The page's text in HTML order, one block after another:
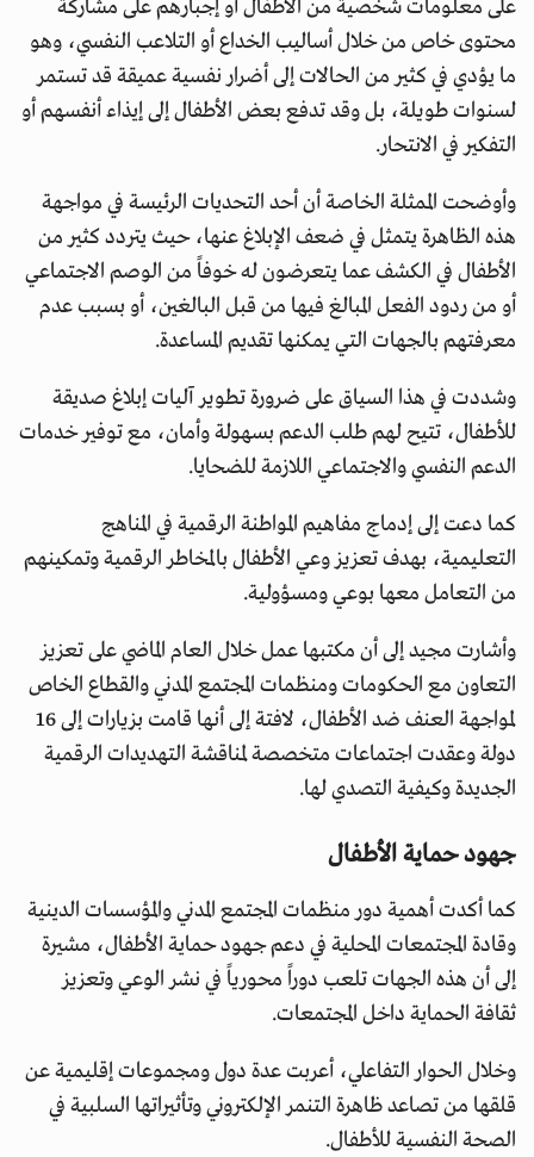
على معلومات شخصية من الأطفال أو إجبارهم على مشاركة
محتوى خاص من خلال أساليب الخداع أو التلاعب النفسي، وهو
ما يؤدي في كثير من الحالات إلى أضرار نفسية عميقة قد تستمر
لسنوات طويلة، بل وقد تدفع بعض الأطفال إلى إيذاء أنفسهم أو
التفكير في الانتحار.
وأوضحت الممثلة الخاصة أن أحد التحديات الرئيسة في مواجهة
هذه الظاهرة يتمثل في ضعف الإبلاغ عنها، حيث يتردد كثير من
الأطفال في الكشف عما يتعرضون له خوفاً من الوصم الاجتماعي
أو من ردود الفعل المبالغ فيها من قبل البالغين، أو بسبب عدم
معرفتهم بالجهات التي يمكنها تقديم المساعدة.
وشددت في هذا السياق على ضرورة تطوير آليات إبلاغ صديقة
للأطفال، تتيح لهم طلب الدعم بسهولة وأمان، مع توفير خدمات
الدعم النفسي والاجتماعي اللازمة للضحايا.
كما دعت إلى إدماج مفاهيم المواطنة الرقمية في المناهج
التعليمية، بهدف تعزيز وعي الأطفال بالمخاطر الرقمية وتمكينهم
من التعامل معها بوعي ومسؤولية.
وأشارت مجيد إلى أن مكتبها عمل خلال العام الماضي على تعزيز
التعاون مع الحكومات ومنظمات المجتمع المدني والقطاع الخاص
لمواجهة العنف ضد الأطفال، لافتة إلى أنها قامت بزيارات إلى 16
دولة وعقدت اجتماعات متخصصة لمناقشة التهديدات الرقمية
الجديدة وكيفية التصدي لها.
جهود حماية الأطفال
كما أكدت أهمية دور منظمات المجتمع المدني والمؤسسات الدينية
وقادة المجتمعات المحلية في دعم جهود حماية الأطفال، مشيرة
إلى أن هذه الجهات تلعب دوراً محورياً في نشر الوعي وتعزيز
ثقافة الحماية داخل المجتمعات.
وخلال الحوار التفاعلي، أعربت عدة دول ومجموعات إقليمية عن
قلقها من تصاعد ظاهرة التنمر الإلكتروني وتأثيراتها السلبية في
الصحة النفسية للأطفال.